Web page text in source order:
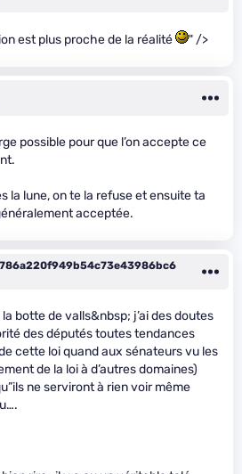
est plus proche de la réalité " />
possible pour que l’on accepte ce
la lune, on te la refuse et ensuite ta
acceptée.
botte de valls&nbsp; j’ai des doutes
des députés toutes tendances
cette loi quand aux sénateurs vu les
de la loi à d’autres domaines)
ne serviront à rien voir même